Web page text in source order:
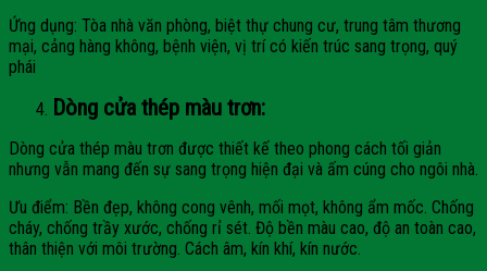
Ứng dụng: Tòa nhà văn phòng, biệt thự chung cư, trung tâm thương
mại, cảng hàng không, bệnh viện, vị trí có kiến trúc sang trọng, quý
phái
Dòng cửa thép màu trơn:
Dòng cửa thép màu trơn được thiết kế theo phong cách tối giản
nhưng vẫn mang đến sự sang trọng hiện đại và ấm cúng cho ngôi nhà.
Ưu điểm: Bền đẹp, không cong vênh, mối mọt, không ẩm mốc. Chống
cháy, chống trầy xước, chống rỉ sét. Độ bền màu cao, độ an toàn cao,
thân thiện với môi trường. Cách âm, kín khí, kín nước.